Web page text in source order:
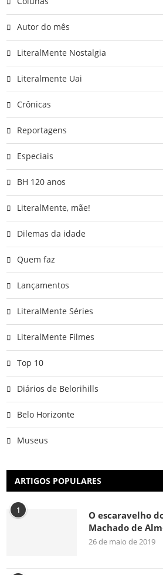
Autor do mês
LiteralMente Nostalgia
Literalmente Uai
Crônicas
Reportagens
Especiais
BH 120 anos
LiteralMente, mãe!
Dilemas da idade
Quem faz
Lançamentos
LiteralMente Séries
LiteralMente Filmes
Top 10
Diários de Belorihills
Belo Horizonte
Museus
ARTIGOS POPULARES
1
O escaravelho
Machado de
26 de maio de 2019